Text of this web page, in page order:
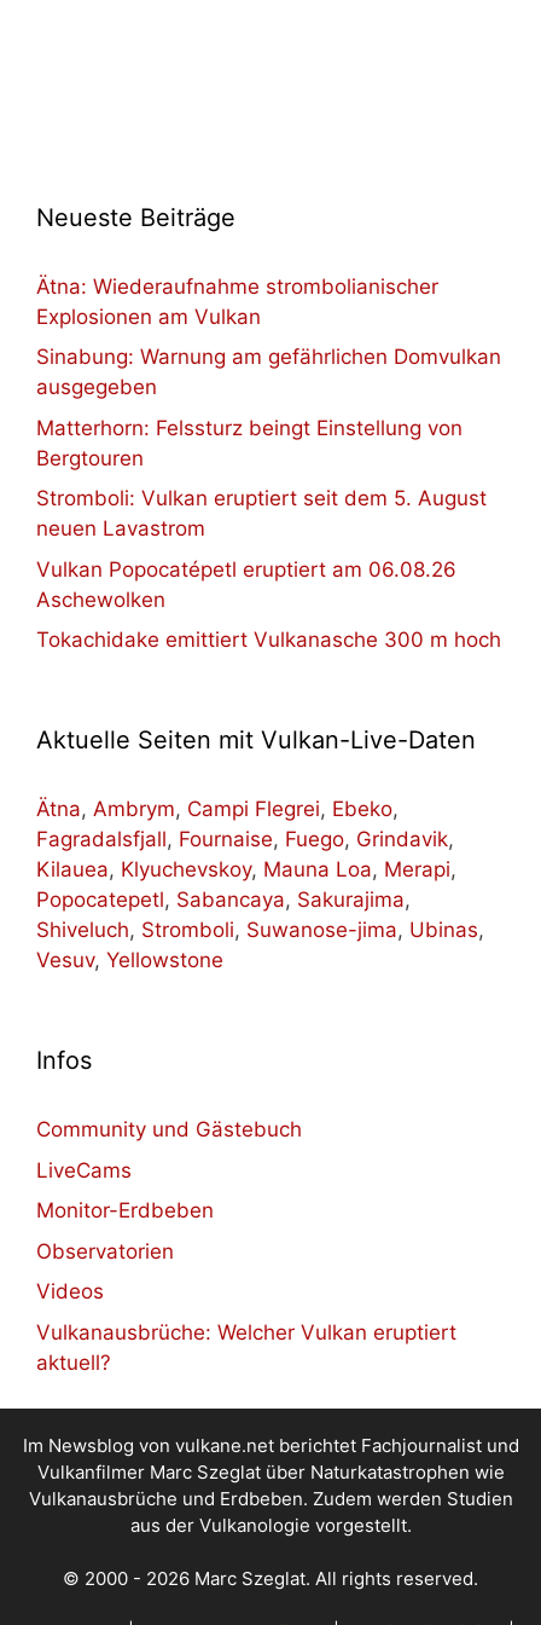
Neueste Beiträge
Ätna: Wiederaufnahme strombolianischer
Explosionen am Vulkan
Sinabung: Warnung am gefährlichen Domvulkan
ausgegeben
Matterhorn: Felssturz beingt Einstellung von
Bergtouren
Stromboli: Vulkan eruptiert seit dem 5. August
neuen Lavastrom
Vulkan Popocatépetl eruptiert am 06.08.26
Aschewolken
Tokachidake emittiert Vulkanasche 300 m hoch
Aktuelle Seiten mit Vulkan-Live-Daten
Ätna, Ambrym, Campi Flegrei, Ebeko,
Fagradalsfjall, Fournaise, Fuego, Grindavik,
Kilauea, Klyuchevskoy, Mauna Loa, Merapi,
Popocatepetl, Sabancaya, Sakurajima,
Shiveluch, Stromboli, Suwanose-jima, Ubinas,
Vesuv, Yellowstone
Infos
Community und Gästebuch
LiveCams
Monitor-Erdbeben
Observatorien
Videos
Vulkanausbrüche: Welcher Vulkan eruptiert
aktuell?
Im Newsblog von vulkane.net berichtet Fachjournalist und
Vulkanfilmer Marc Szeglat über Naturkatastrophen wie
Vulkanausbrüche und Erdbeben. Zudem werden Studien
aus der Vulkanologie vorgestellt.
© 2000 - 2026 Marc Szeglat. All rights reserved.